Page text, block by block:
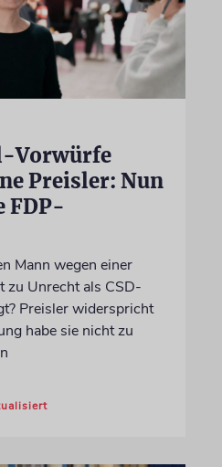
Vorwürfe
Preisler: Nun
FDP-
Mann wegen einer
zu Unrecht als CSD-
Preisler widerspricht
habe sie nicht zu